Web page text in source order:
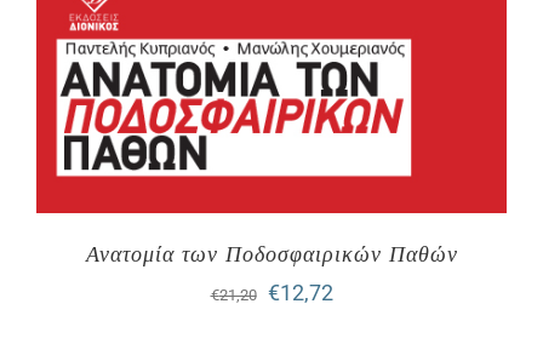
Ανατομία των Ποδοσφαιρικών Παθών
€21,20
Original
€12,72Η